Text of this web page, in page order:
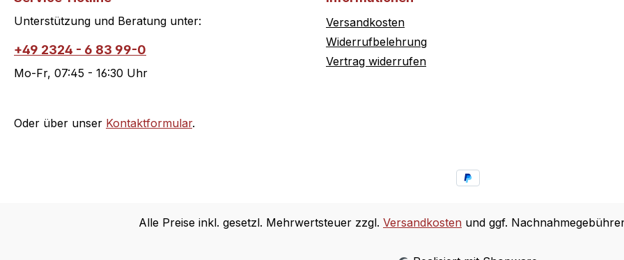
Unterstützung und Beratung unter:
+49 2324 - 6 83 99-0
Mo-Fr, 07:45 - 16:30 Uhr
Oder über unser Kontaktformular.
Versandkosten
Widerrufbelehrung
Vertrag widerrufen
Alle Preise inkl. gesetzl. Mehrwertsteuer zzgl. Versandkosten und ggf.